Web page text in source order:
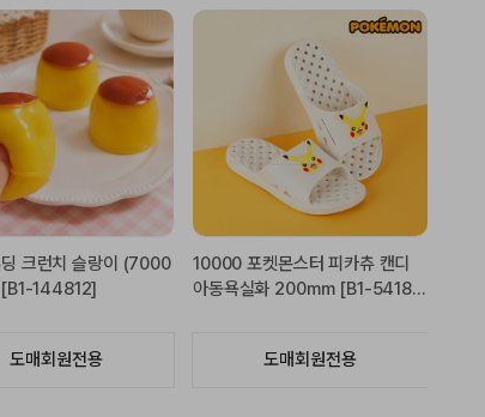
품절상품입니다.
19800 산리오 컬러풀 주차번호판
VER2-헬로키티(블랙) [C1-644
도매회원전용
19800 산리오 컬러풀 주차번
VER2-헬로키티(핑크) [C1-
도매회원전용